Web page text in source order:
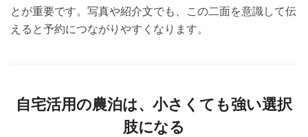
とが重要です。写真や紹介文でも、この二面を意識して伝
えると予約につながりやすくなります。
自宅活用の農泊は、小さくても強い選択
肢になる